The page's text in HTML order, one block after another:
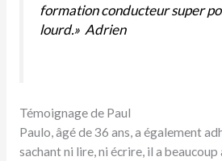
formation conducteur super
lourd.» Adrien
Témoignage de Paul
Paulo, âgé de 36 ans, a également
sachant ni lire, ni écrire, il a